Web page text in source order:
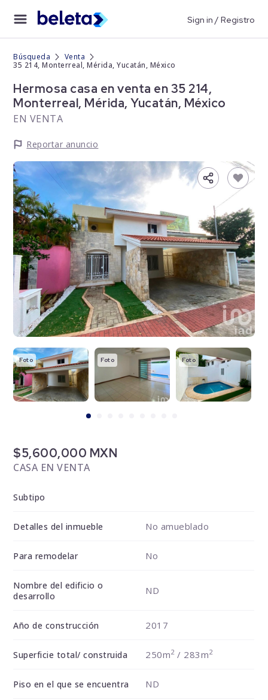
Sign in / Registro
Búsqueda
Venta
35 214, Monterreal, Mérida, Yucatán, México
Hermosa casa en venta en 35 214,
Monterreal, Mérida, Yucatán, México
EN VENTA
Reportar anuncio
Foto Foto Foto
$5,600,000 MXN
CASA EN VENTA
Subtipo
Detalles del inmueble No amueblado
Para remodelar No
Nombre del edificio o
desarrollo
ND
Año de construcción 2017
Superficie total/ construida 250m2/ 283m2
Piso en el que se encuentra ND